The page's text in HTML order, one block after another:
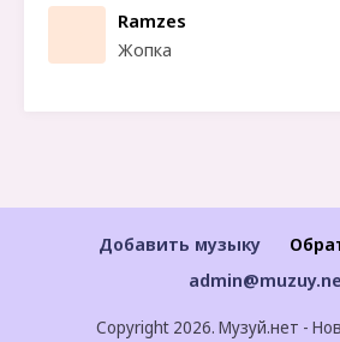
Ramzes
Жопка
Добавить музыку
Copyright 2026. Музуй.нет -